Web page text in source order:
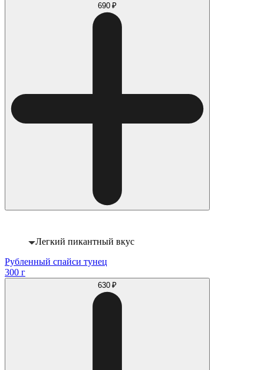
690 ₽
Легкий пикантный вкус
Рубленный спайси тунец
300 г
630 ₽